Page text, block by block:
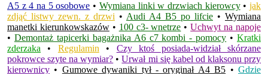
A5 z 4 na 5 osobowe • Wymiana linki w drzwiach kierowcy•jak
zdjąć listwy zewn. z drzwi • Audi A4 B5 po lifcie • Wymiana
manetki kierunkowskazów• 100 c3- wnetrze •Uchwyt na napoje
• Demontaż tapicerki bagażnika A6 c7 kombi - pomocy •Kratki
zderzaka • Regulamin • Czy ktoś posiada-widział skórzane
pokrowce szyte na wymiar? •Urwał mi się kabel od klaksonu przy
kierownicy • Gumowe dywaniki tył - oryginał A4 B5 •Gdzie